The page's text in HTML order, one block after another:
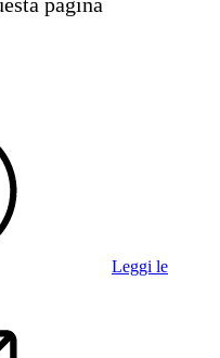
Leggi le